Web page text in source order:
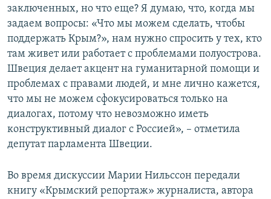
заключенных, но что еще? Я думаю, что, когда мы
задаем вопросы: «Что мы можем сделать, чтобы
поддержать Крым?», нам нужно спросить у тех, кто
там живет или работает с проблемами полуострова.
Швеция делает акцент на гуманитарной помощи и
проблемах с правами людей, и мне лично кажется,
что мы не можем сфокусироваться только на
диалогах, потому что невозможно иметь
конструктивный диалог с Россией», – отметила
депутат парламента Швеции.
Во время дискуссии Марии Нильссон передали
книгу «Крымский репортаж» журналиста, автора